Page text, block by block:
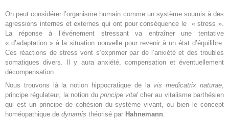
On peut considérer l’organisme humain comme un système soumis à des
agressions internes et externes qui ont pour conséquence le « stress ».
La réponse à l’événement stressant va entraîner une tentative
« d’adaptation » à la situation nouvelle pour revenir à un état d’équilibre.
Ces réactions de stress vont s’exprimer par de l’anxiété et des troubles
somatiques divers. Il y aura anxiété, compensation et éventuellement
décompensation.
Nous trouvons là la notion hippocratique de lavis medicatrix naturae
principe régulateur, la notion du principe vital cher au vitalisme barthésien
qui est un principe de cohésion du système vivant, ou bien le concept
homéopathique de dynamis théorisé par Hahnemann